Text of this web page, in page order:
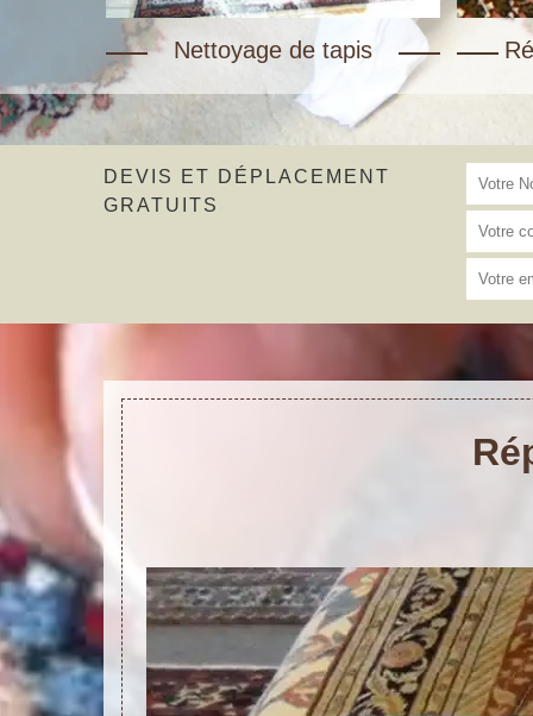
Nettoyage de tapis
DEVIS ET DÉPLACEMENT
GRATUITS